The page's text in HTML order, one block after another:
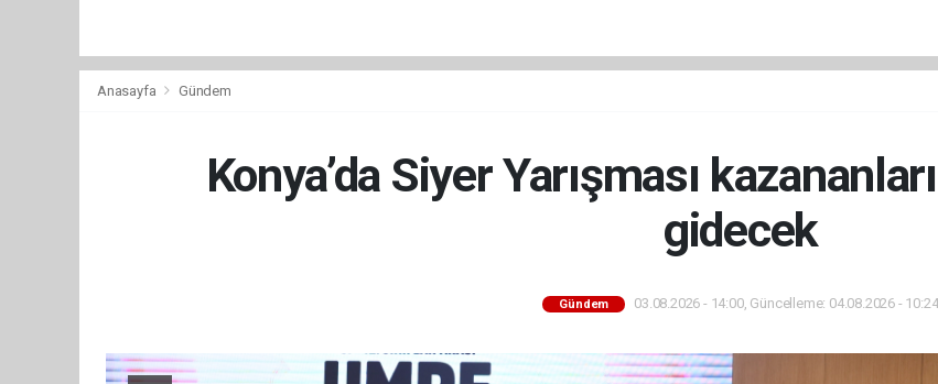
Anasayfa Gündem
Konya’da Siyer Yarışması
gidecek
Gündem 03.08.2026 - 14:00, Güncelleme: 04.08.2026 - 10:24